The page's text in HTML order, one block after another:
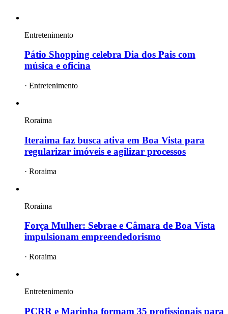
Entretenimento
Pátio Shopping celebra Dia dos Pais com
música e oficina
· Entretenimento
Roraima
Iteraima faz busca ativa em Boa Vista para
regularizar imóveis e agilizar processos
· Roraima
Roraima
Força Mulher: Sebrae e Câmara de Boa Vista
impulsionam empreendedorismo
· Roraima
Entretenimento
PCRR e Marinha formam 35 profissionais para